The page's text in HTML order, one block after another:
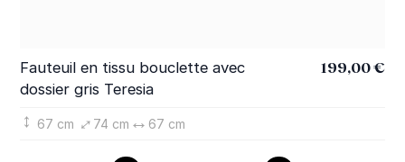
Fauteuil en tissu bouclette avec
dossier gris Teresia
199,00 €
67 cm 74 cm 67 cm